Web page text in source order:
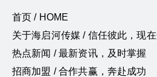
首页 / HOME
关于海启河传媒 / 信任彼此，现
热点新闻 / 最新资讯，及时掌握
招商加盟 / 合作共赢，奔赴成功